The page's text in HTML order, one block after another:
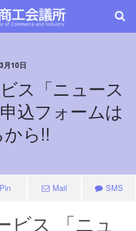
月10日
ス「ニュース
込フォームは
ら!!
Pin Mail SMS
ビス 「ニュ